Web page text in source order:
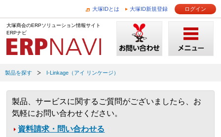
大塚IDとは 大塚ID新規登録 ログイン
大塚商会のERPソリューション情報サイト
ERPナビ
製品を探す I-Linkage（アイ リンケージ）
製品、サービスに関するご質問がございましたら、お
気軽にお問い合わせください。
資料請求・問い合わせる